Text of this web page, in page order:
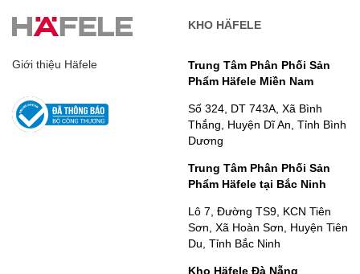
Giới thiệu Häfele
KHO HÄFELE
Trung Tâm Phân Phối Sản
Phẩm Häfele Miền Nam
Số 324, DT 743A, Xã Bình
Thắng, Huyện Dĩ An, Tỉnh Bình
Dương
Trung Tâm Phân Phối Sản
Phẩm Häfele tại Bắc Ninh
Lô 7, Đường TS9, KCN Tiên
Sơn, Xã Hoàn Sơn, Huyện Tiên
Du, Tỉnh Bắc Ninh
Kho Häfele Đà Nẵng